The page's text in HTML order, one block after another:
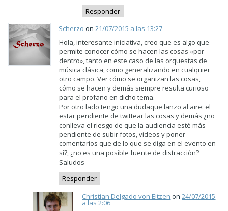
Responder
Scherzo on21/07/2015 a las 13:27
Hola, interesante iniciativa, creo que es algo que
permite conocer cómo se hacen las cosas «por
dentro», tanto en este caso de las orquestas de
música clásica, como generalizando en cualquier
otro campo. Ver cómo se organizan las cosas,
cómo se hacen y demás siempre resulta curioso
para el profano en dicho tema.
Por otro lado tengo una dudaque lanzo al aire: el
estar pendiente de twittear las cosas y demás ¿no
conlleva el riesgo de que la audiencia esté más
pendiente de subir fotos, videos y poner
comentarios que de lo que se diga en el evento en
sí?, ¿no es una posible fuente de distracción?
Saludos
Responder
Christian Delgado von Eitzen on24/07/2015
a las 2:06